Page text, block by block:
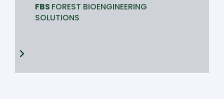
FBS FOREST BIOENGINEERING
SOLUTIONS